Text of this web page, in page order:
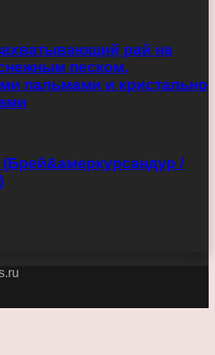
рай на
песком,
пальмами и кристально
/